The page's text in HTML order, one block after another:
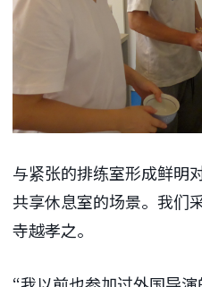
与紧张的排练室形成鲜明
共享休息室的场景。我们
寺越孝之。